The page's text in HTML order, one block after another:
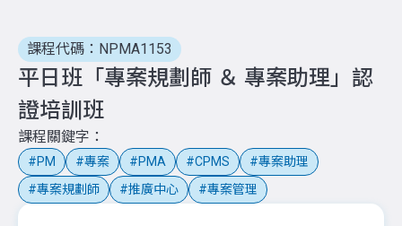
課程代碼：NPMA1153
平日班「專案規劃師 ＆ 專案助理」認
證培訓班
課程關鍵字
PM 專案 PMA CPMS
專案助理
專案規劃師
推廣中心 專案管理